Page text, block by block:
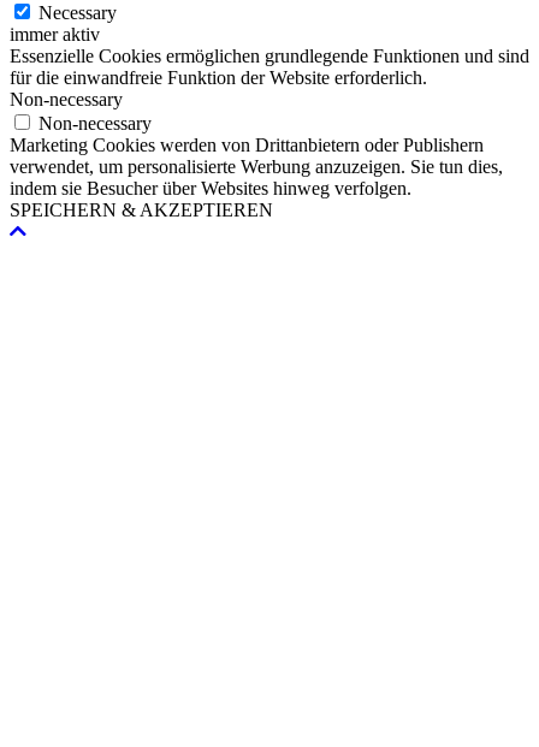
Necessary
immer aktiv
Essenzielle Cookies ermöglichen grundlegende Funktionen und sind
für die einwandfreie Funktion der Website erforderlich.
Non-necessary
Non-necessary
Marketing Cookies werden von Drittanbietern oder Publishern
verwendet, um personalisierte Werbung anzuzeigen. Sie tun dies,
indem sie Besucher über Websites hinweg verfolgen.
SPEICHERN & AKZEPTIEREN
Nach